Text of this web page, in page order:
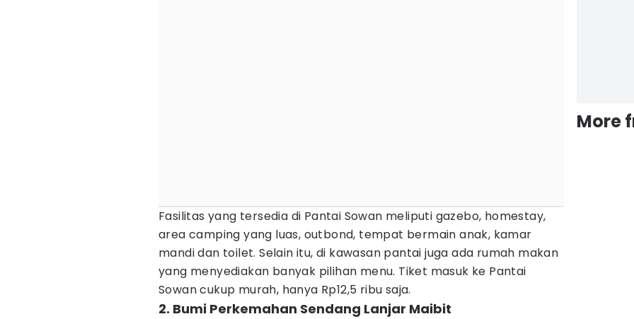
Fasilitas yang tersedia di Pantai Sowan meliputi gazebo, homestay,
area camping yang luas, outbond, tempat bermain anak, kamar
mandi dan toilet. Selain itu, di kawasan pantai juga ada rumah makan
yang menyediakan banyak pilihan menu. Tiket masuk ke Pantai
Sowan cukup murah, hanya Rp12,5 ribu saja.
2. Bumi Perkemahan Sendang Lanjar Maibit
More